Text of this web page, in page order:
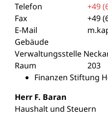
Telefon +49
Fax
+49
E-Mail
Gebäude
Verwaltungsstelle
Raum
203
Finanzen Stiftung
Herr F. Baran
Haushalt und Steuern